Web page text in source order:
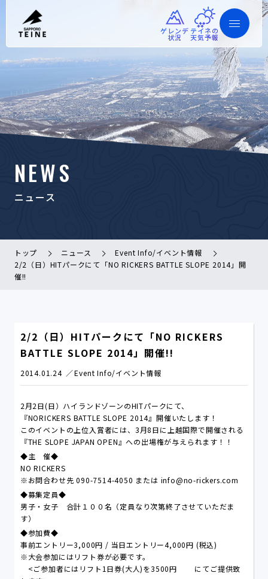
ゲレンデ
状況
テイネの
天気予報
NEWS
ニュース
トップ ニュース
Event Info/イベント情報
2/2（日）HITパークにて「NO RICKERS BATTLE SLOPE 2014」開
催!!
2/2（日）HITパークにて「NO RICKERS
BATTLE SLOPE 2014」開催!!
2014.01.24 Event Info/イベント情報
2月2日(日）ハイランドゾーンのHITパークにて、
『NORICKERS BATTLE SLOPE 2014』開催いたします！
このイベントの上位入賞者には、3月8日に上越国際で開催される
『THE SLOPE JAPAN OPEN』への出場権が与えられます！！
◆主 催◆
NO RICKERS
※お問合わせ先 090-7514-4050 または info@no-rickers.com
◆募集定員◆
男子・女子 合計１００名（定員なり次第終了させていただま
す）
◆参加費◆
事前エントリー3,000円 / 当日エントリー4,000円 (税込)
※大会参加にはリフト券が必要です。
<ご参加者にはリフト1日券(大人)を3500円 にてご提供致